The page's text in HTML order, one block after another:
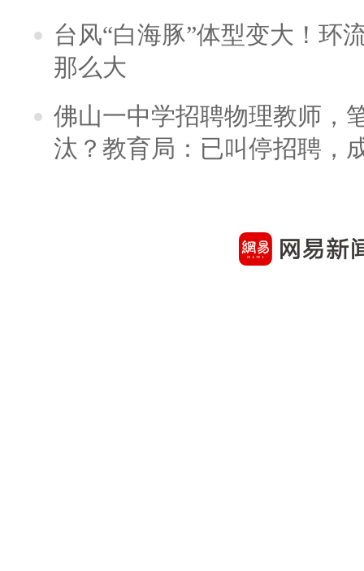
台风“白海豚”体型变大！环
那么大
佛山一中学招聘物理教师，
汰？教育局：已叫停招聘，